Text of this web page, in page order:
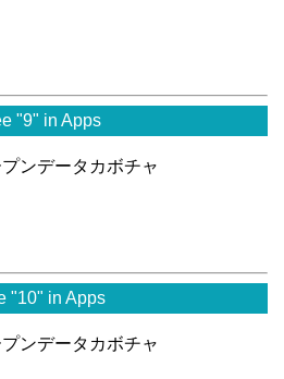
"9" in Apps
ンデータカボチャ
"10" in Apps
ンデータカボチャ